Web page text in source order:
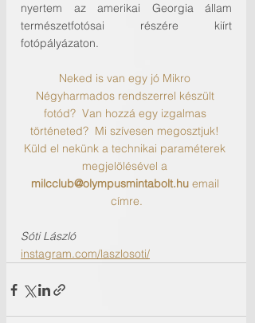
nyertem az amerikai Georgia állam
természetfotósai részére kiírt
fotópályázaton.
Neked is van egy jó Mikro
Négyharmados rendszerrel készült
fotód?  Van hozzá egy izgalmas
történeted?  Mi szívesen megosztjuk!
Küld el nekünk a technikai paraméterek
megjelölésével a
milcclub@olympusmintabolt.hu email
címre.
Sóti László
instagram.com/laszlosoti/